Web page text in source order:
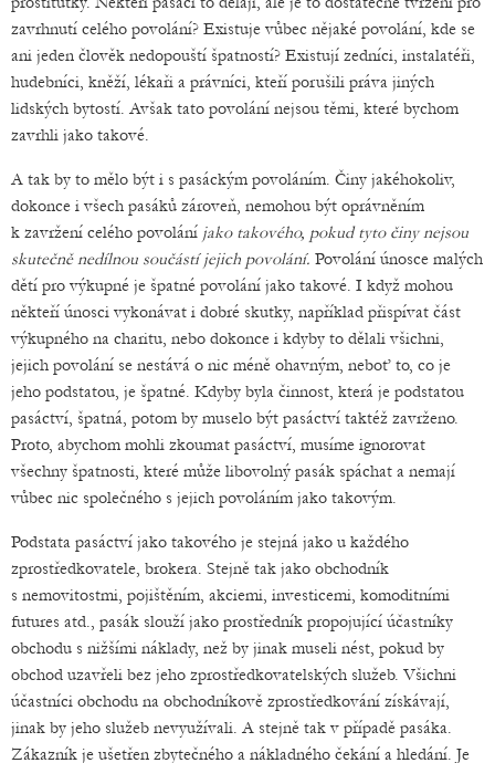
zavrhnutí celého povolání? Existuje vůbec nějaké povolání, kde se
ani jeden člověk nedopouští špatností? Existují zedníci, instalatéři,
hudebníci, kněží, lékaři a právníci, kteří porušili práva jiných
lidských bytostí. Avšak tato povolání nejsou těmi, které bychom
zavrhli jako takové.
A tak by to mělo být i s pasáckým povoláním. Činy jakéhokoliv,
dokonce i všech pasáků zároveň, nemohou být oprávněním
k zavržení celého povolání jako takového, pokud tyto činy nejsou
skutečně nedílnou součástí jejich povolání. Povolání únosce malých
dětí pro výkupné je špatné povolání jako takové. I když mohou
někteří únosci vykonávat i dobré skutky, například přispívat část
výkupného na charitu, nebo dokonce i kdyby to dělali všichni,
jejich povolání se nestává o nic méně ohavným, neboť to, co je
jeho podstatou, je špatné. Kdyby byla činnost, která je podstatou
pasáctví, špatná, potom by muselo být pasáctví taktéž zavrženo.
Proto, abychom mohli zkoumat pasáctví, musíme ignorovat
všechny špatnosti, které může libovolný pasák spáchat a nemají
vůbec nic společného s jejich povoláním jako takovým.
Podstata pasáctví jako takového je stejná jako u každého
zprostředkovatele, brokera. Stejně tak jako obchodník
s nemovitostmi, pojištěním, akciemi, investicemi, komoditními
futures atd., pasák slouží jako prostředník propojující účastníky
obchodu s nižšími náklady, než by jinak museli nést, pokud by
obchod uzavřeli bez jeho zprostředkovatelských služeb. Všichni
účastníci obchodu na obchodníkově zprostředkování získávají,
jinak by jeho služeb nevyužívali. A stejně tak v případě pasáka.
Zákazník je ušetřen zbytečného a nákladného čekání a hledání. Je